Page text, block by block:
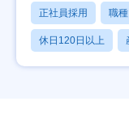
正社員採用 職
休日120日以上